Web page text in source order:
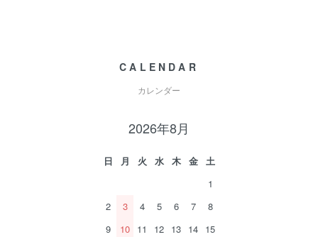
CALENDAR
カレンダー
2026年8月
日 月 火 水 木 金
土
1
2
3 4 5 6 7
8
9
10 11 12 13 14 15